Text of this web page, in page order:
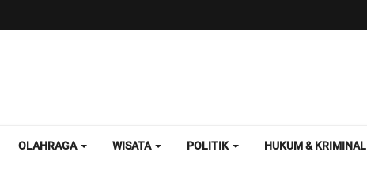
OLAHRAGA WISATA POLITIK HUKUM & KRIMINAL